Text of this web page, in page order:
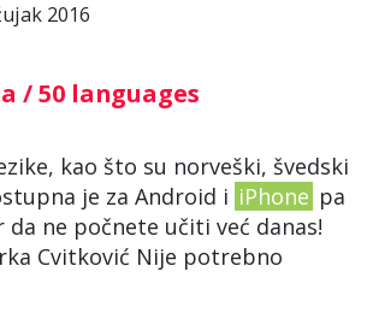
2016
/ 50 languages
kao što su norveški, švedski
je za Android i iPhone pa
da ne počnete učiti već danas!
Cvitković Nije potrebno